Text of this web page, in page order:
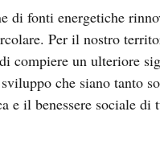
di fonti energetiche
Per il nostro
compiere un ulteriore
che siano tanto
e il benessere sociale